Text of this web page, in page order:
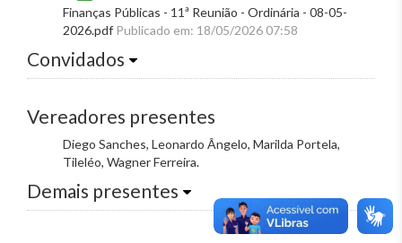
Finanças Públicas - 11ª Reunião - Ordinária - 08-05-
2026.pdf Publicado em: 18/05/2026 07:58
Convidados
Vereadores presentes
Diego Sanches, Leonardo Ângelo, Marilda Portela,
Tileléo, Wagner Ferreira.
Demais presentes